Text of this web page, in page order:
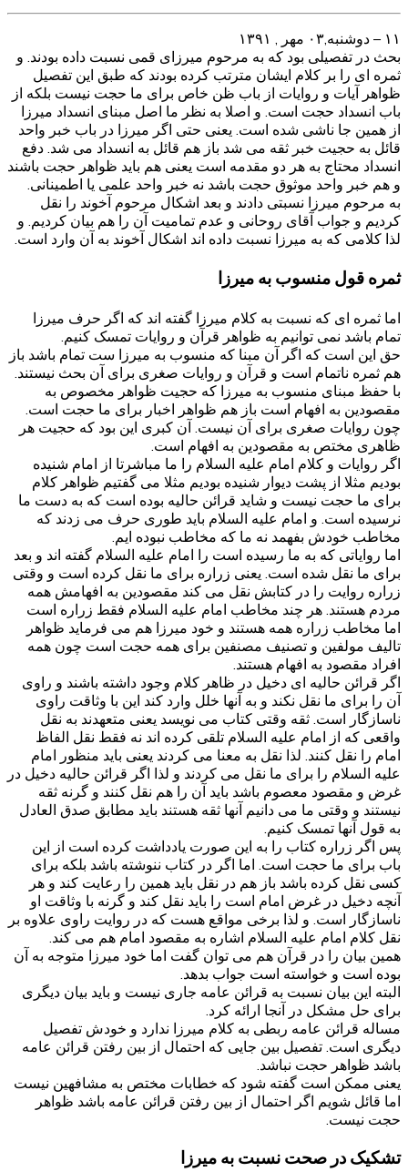
۱۱ – دوشنبه,۰۳ مهر , ۱۳۹۱
بحث در تفصیلی بود که به مرحوم میرزای قمی نسبت داده بودند. و
ثمره ای را بر کلام ایشان مترتب کرده بودند که طبق این تفصیل
ظواهر آیات و روایات از باب ظن خاص برای ما حجت نیست بلکه از
باب انسداد حجت است. و اصلا به نظر ما اصل مبنای انسداد میرزا
از همین جا ناشی شده است. یعنی حتی اگر میرزا در باب خبر واحد
قائل به حجیت خبر ثقه می شد باز هم قائل به انسداد می شد. دفع
انسداد محتاج به هر دو مقدمه است یعنی هم باید ظواهر حجت باشند
و هم خبر واحد موثوق حجت باشد نه خبر واحد علمی یا اطمینانی.
به مرحوم میرزا نسبتی دادند و بعد اشکال مرحوم آخوند را نقل
کردیم و جواب آقای روحانی و عدم تمامیت آن را هم بیان کردیم. و
لذا کلامی که به میرزا نسبت داده اند اشکال آخوند به آن وارد است.
ثمره قول منسوب به میرزا
اما ثمره ای که نسبت به کلام میرزا گفته اند که اگر حرف میرزا
تمام باشد نمی توانیم به ظواهر قرآن و روایات تمسک کنیم.
حق این است که اگر آن مبنا که منسوب به میرزا ست تمام باشد باز
هم ثمره ناتمام است و قرآن و روایات صغری برای آن بحث نیستند.
با حفظ مبنای منسوب به میرزا که حجیت ظواهر مخصوص به
مقصودین به افهام است باز هم ظواهر اخبار برای ما حجت است.
چون روایات صغری برای آن نیست. آن کبری این بود که حجیت هر
ظاهری مختص به مقصودین به افهام است.
اگر روایات و کلام امام علیه السلام را ما مباشرتا از امام شنیده
بودیم مثلا از پشت دیوار شنیده بودیم مثلا می گفتیم ظواهر کلام
برای ما حجت نیست و شاید قرائن حالیه بوده است که به دست ما
نرسیده است. و امام علیه السلام باید طوری حرف می زدند که
مخاطب خودش بفهمد نه ما که مخاطب نبوده ایم.
اما روایاتی که به ما رسیده است را امام علیه السلام گفته اند و بعد
برای ما نقل شده است. یعنی زراره برای ما نقل کرده است و وقتی
زراره روایت را در کتابش نقل می کند مقصودین به افهامش همه
مردم هستند. هر چند مخاطب امام علیه السلام فقط زراره است
اما مخاطب زراره همه هستند و خود میرزا هم می فرماید ظواهر
تالیف مولفین و تصنیف مصنفین برای همه حجت است چون همه
افراد مقصود به افهام هستند.
اگر قرائن حالیه ای دخیل در ظاهر کلام وجود داشته باشند و راوی
آن را برای ما نقل نکند و به آنها خلل وارد کند این با وثاقت راوی
ناسازگار است. ثقه وقتی کتاب می نویسد یعنی متعهدند به نقل
واقعی که از امام علیه السلام تلقی کرده اند نه فقط نقل الفاظ
امام را نقل کنند. لذا نقل به معنا می کردند یعنی باید منظور امام
علیه السلام را برای ما نقل می کردند و لذا اگر قرائن حالیه دخیل در
غرض و مقصود معصوم باشد باید آن را هم نقل کنند و گرنه ثقه
نیستند و وقتی ما می دانیم آنها ثقه هستند باید مطابق صدق العادل
به قول آنها تمسک کنیم.
پس اگر زراره کتاب را به این صورت یادداشت کرده است از این
باب برای ما حجت است. اما اگر در کتاب ننوشته باشد بلکه برای
کسی نقل کرده باشد باز هم در نقل باید همین را رعایت کند و هر
آنچه دخیل در غرض امام است را باید نقل کند و گرنه با وثاقت او
ناسازگار است. و لذا برخی مواقع هست که در روایت راوی علاوه بر
نقل کلام امام علیه السلام اشاره به مقصود امام هم می کند.
همین بیان را در قرآن هم می توان گفت اما خود میرزا متوجه به آن
بوده است و خواسته است جواب بدهد.
البته این بیان نسبت به قرائن عامه جاری نیست و باید بیان دیگری
برای حل مشکل در آنجا ارائه کرد.
مساله قرائن عامه ربطی به کلام میرزا ندارد و خودش تفصیل
دیگری است. تفصیل بین جایی که احتمال از بین رفتن قرائن عامه
باشد ظواهر حجت نباشد.
یعنی ممکن است گفته شود که خطابات مختص به مشافهین نیست
اما قائل شویم اگر احتمال از بین رفتن قرائن عامه باشد ظواهر
حجت نیست.
تشکیک در صحت نسبت به میرزا